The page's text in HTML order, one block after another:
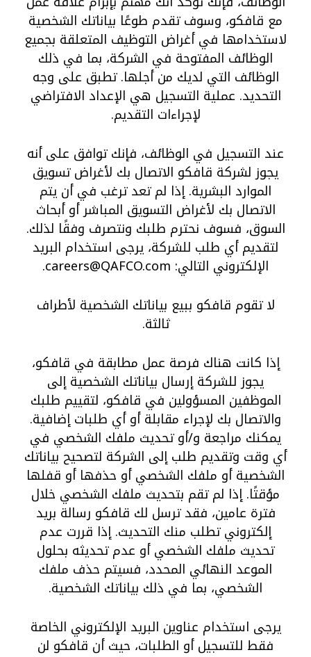
مع قافكو، وسوف تقدم طوعًا بياناتك الشخصية
لاستخدامها في أغراض التوظيف المتعلقة بجميع
الوظائف المفتوحة في الشركة، بما في ذلك
الوظائف التي لديك من أجلها. تطبق على وجه
التحديد. عملية التسجيل هي الإعداد الافتراضي
لإجراءات التقديم.
عند التسجيل في الوظائف، فإنك توافق على أنه
يجوز لشركة قافكو الاتصال بك لأغراض تسويق
الموارد البشرية. إذا لم تعد ترغب في أن يتم
الاتصال بك لأغراض التسويق المباشر أو أبحاث
السوق، فسوف نحترم طلبك ونتصرف وفقًا لذلك.
لتقديم أي طلب للشركة، يرجى استخدام البريد
الإلكتروني التالي: careers@QAFCO.com.
لا تقوم قافكو ببيع بياناتك الشخصية لأطراف
ثالثة.
إذا كانت هناك فرصة عمل مطابقة في قافكو،
يجوز للشركة إرسال بياناتك الشخصية إلى
الموظفين المسؤولين في قافكو، لتقييم طلبك
والاتصال بك لإجراء مقابلة أو أي طلبات إضافية.
يمكنك مراجعة و/أو تحديث ملفك الشخصي في
أي وقت وتقديم طلب إلى الشركة لتصحيح بياناتك
الشخصية أو ملفك الشخصي أو حذفها أو قفلها
مؤقتًا. إذا لم تقم بتحديث ملفك الشخصي خلال
فترة عامين، فقد ترسل لك قافكو رسالة بريد
إلكتروني تطلب منك التحديث. إذا قررت عدم
تحديث ملفك الشخصي أو عدم تحديثه بحلول
الموعد النهائي المحدد، فسيتم حذف ملفك
الشخصي، بما في ذلك بياناتك الشخصية.
يرجى استخدام عناوين البريد الإلكتروني الخاصة
فقط للتسجيل أو الطلبات، حيث أن قافكو لن